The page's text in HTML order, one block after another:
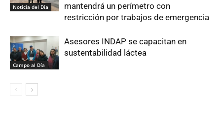
Noticia del Día
mantendrá un perímetro con
restricción por trabajos de emergencia
Campo al Día
Asesores INDAP se capacitan en
sustentabilidad láctea